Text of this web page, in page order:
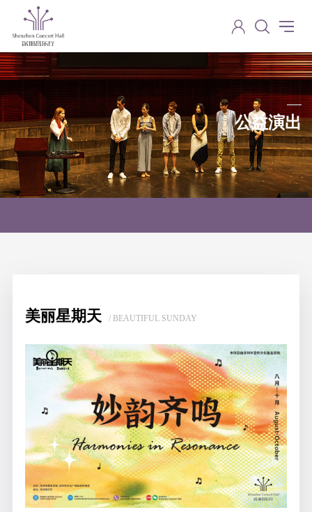
公益演出
Charity performance
美丽星期天 / BEAUTIFUL SUNDAY